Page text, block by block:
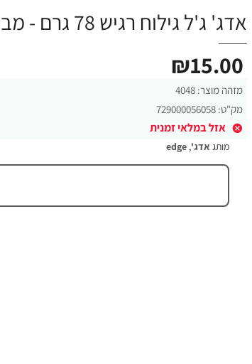
אדג' ג'ל גילוח רגיש 78 גרם - מבית EDGE
מזהה מוצר: 4048
מק"ט: 729000056058
אזל במלאי זמנית
₪15.00
מותג אדג',
edge